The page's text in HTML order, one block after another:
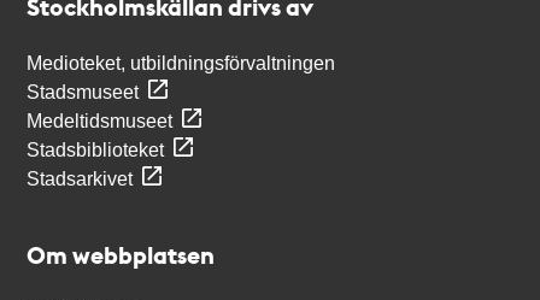
Stockholmskällan drivs av
Medioteket, utbildningsförvaltningen
Stadsmuseet
Medeltidsmuseet
Stadsbiblioteket
Stadsarkivet
Om webbplatsen